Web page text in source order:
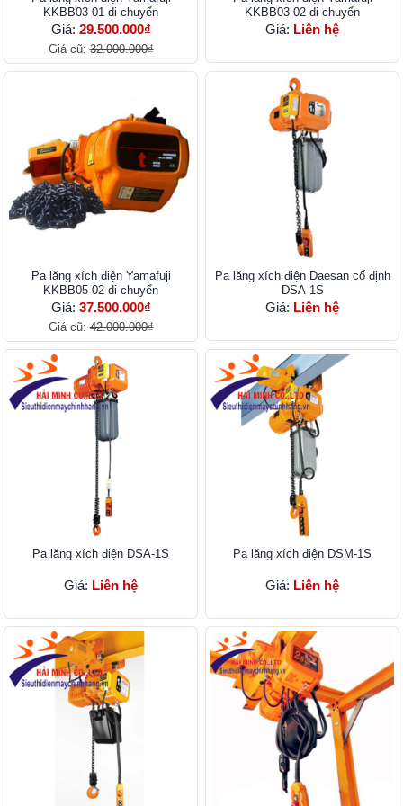
KKBB03-01 di chuyển
Giá: 29.500.000₫
Giá cũ:32.000.000₫
KKBB03-02 di chuyển
Giá: Liên hệ
Pa lăng xích điện Yamafuji
KKBB05-02 di chuyển
Giá: 37.500.000₫
Giá cũ:42.000.000₫
Pa lăng xích điện Daesan cố định
DSA-1S
Giá: Liên hệ
Pa lăng xích điện DSA-1S
Giá: Liên hệ
Pa lăng xích điện DSM-1S
Giá: Liên hệ